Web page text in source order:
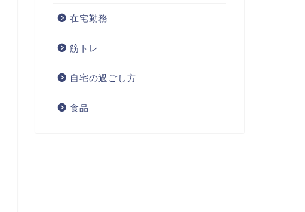
在宅勤務
筋トレ
自宅の過ごし方
食品